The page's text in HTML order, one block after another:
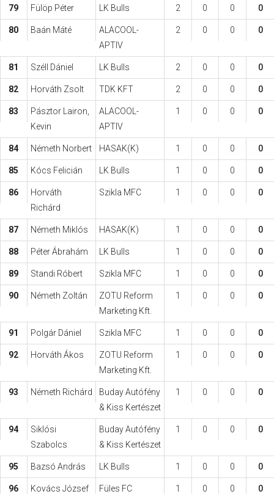
79 Fülöp Péter LK Bulls 2 0 0 0
80 Baán Máté
ALACOOL-
APTIV
2 0 0 0
81 Széll Dániel LK Bulls 2 0 0 0
82 Horváth Zsolt TDK KFT 2 0 0 0
83
Pásztor Lairon,
Kevin
ALACOOL-
APTIV
1 0 0 0
84 Németh Norbert HASAK(K) 1 0 0 0
85 Kócs Felicián LK Bulls 1 0 0 0
86
Horváth
Richárd
Szikla MFC 1 0 0 0
87 Németh Miklós HASAK(K) 1 0 0 0
88 Péter Ábrahám LK Bulls 1 0 0 0
89 Standi Róbert Szikla MFC 1 0 0 0
90 Németh Zoltán
ZOTU Reform
Marketing Kft.
1 0 0 0
91 Polgár Dániel Szikla MFC 1 0 0 0
92 Horváth Ákos
ZOTU Reform
Marketing Kft.
1 0 0 0
93 Németh Richárd
Buday Autófény
& Kiss Kertészet
1 0 0 0
94
Siklósi
Szabolcs
Buday Autófény
& Kiss Kertészet
1 0 0 0
95 Bazsó András LK Bulls 1 0 0 0
96 Kovács József Füles FC 1 0 0 0